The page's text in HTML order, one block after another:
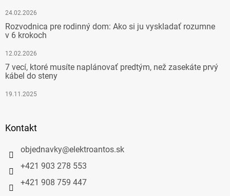
24.02.2026
Rozvodnica pre rodinný dom: Ako si ju vyskladať rozumne
v 6 krokoch
12.02.2026
7 vecí, ktoré musíte naplánovať predtým, než zasekáte prvý
kábel do steny
19.11.2025
Kontakt
objednavky@elektroantos.sk
+421 903 278 553
+421 908 759 447